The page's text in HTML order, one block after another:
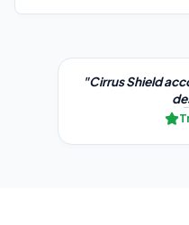
"Cirrus Shield